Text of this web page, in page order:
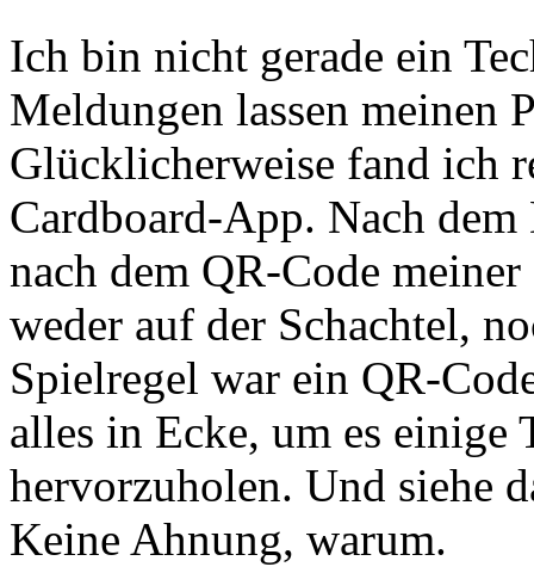
Ich bin nicht gerade ein
Meldungen lassen meinen
Glücklicherweise fand ich
Cardboard-App. Nach
nach dem QR-Code
weder auf der Schachtel,
Spielregel war ein QR-
alles in Ecke, um es einige
hervorzuholen. Und siehe
Keine Ahnung, warum.